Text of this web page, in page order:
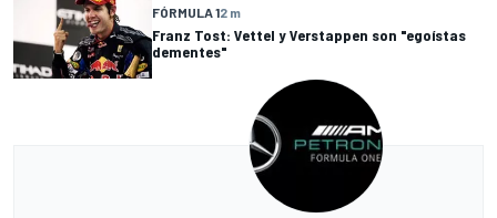
FÓRMULA 12 m
Franz Tost: Vettel y Verstappen son "egoístas
dementes"